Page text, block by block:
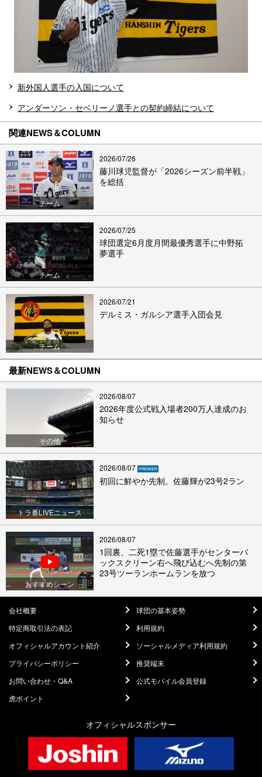
新外国人選手の入国について
アンダーソン・セベリーノ選手との契約締結について
関連NEWS＆COLUMN
チーム
2026/07/26
藤川球児監督が「2026シーズン前半戦」
を総括
チーム
2026/07/25
球団選定6月度月間最優秀選手に中野拓
夢選手
チーム
2026/07/21
デルミス・ガルシア選手入団会見
最新NEWS＆COLUMN
その他
2026/08/07
2026年度公式戦入場者200万人達成のお
知らせ
トラ番LIVEニュース
2026/08/07
初回に鮮やか先制。佐藤輝が23号2ラン
おすすめシーン
2026/08/07
1回裏、二死1塁で佐藤選手がセンターバ
ックスクリーン右へ飛び込むへ先制の第
23号ツーランホームランを放つ
会社概要
球団の基本姿勢
特定商取引法の表記
利用規約
オフィシャルアカウント紹介
ソーシャルメディア利用規約
プライバシーポリシー
推奨端末
お問い合わせ・Q&A
公式モバイル会員登録
虎ポイント
オフィシャルスポンサー